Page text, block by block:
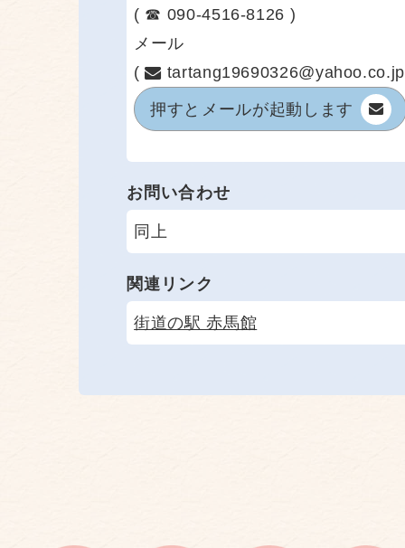
( ☎ 090-4516-8126 )
メール
(
押すと メールが起動します
お問い合わせ
同上
関連リンク
街道の駅 赤馬館